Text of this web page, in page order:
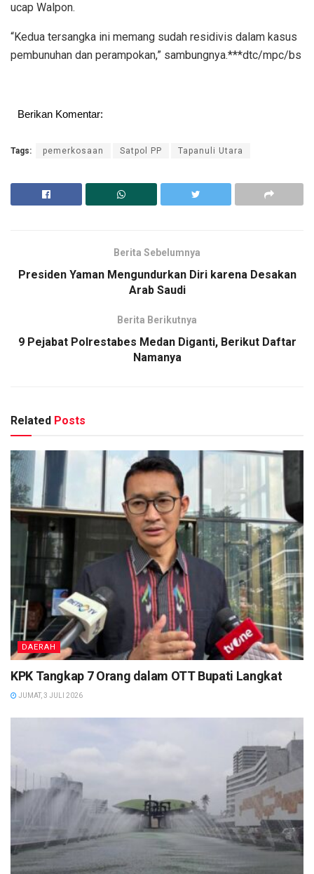
ucap Walpon.
“Kedua tersangka ini memang sudah residivis dalam kasus
pembunuhan dan perampokan,” sambungnya.***dtc/mpc/bs
Berikan Komentar:
Tags: pemerkosaan Satpol PP Tapanuli Utara
Berita Sebelumnya
Presiden Yaman Mengundurkan Diri karena Desakan
Arab Saudi
Berita Berikutnya
9 Pejabat Polrestabes Medan Diganti, Berikut Daftar
Namanya
Related Posts
DAERAH
KPK Tangkap 7 Orang dalam OTT Bupati Langkat
JUMAT, 3 JULI 2026